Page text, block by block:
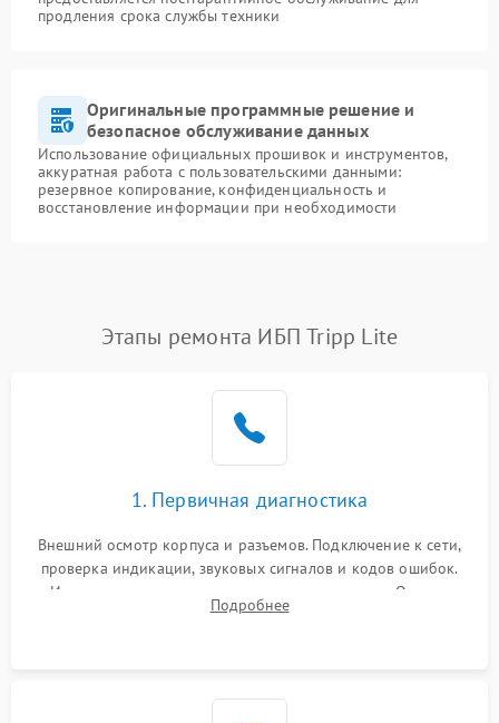
продления срока службы техники
Оригинальные программные решение и
безопасное обслуживание данных
Использование официальных прошивок и инструментов,
аккуратная работа с пользовательскими данными:
резервное копирование, конфиденциальность и
восстановление информации при необходимости
Этапы ремонта ИБП Tripp Lite
1. Первичная диагностика
Внешний осмотр корпуса и разъемов. Подключение к сети,
проверка индикации, звуковых сигналов и кодов ошибок.
Измерение входного и выходного напряжения. Оценка
реакции ИБП на отключение основного питания без
Подробнее